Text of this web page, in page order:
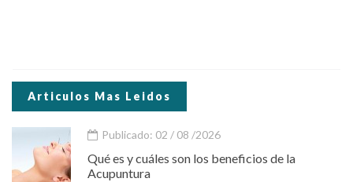
Articulos Mas Leidos
Publicado: 02 / 08 /2026
Qué es y cuáles son los beneficios de la
Acupuntura